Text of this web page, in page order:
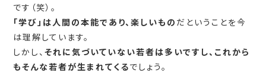
です（笑）。
「学び」は人間の本能であり、楽しいもの だということを今
は理解しています。
しかし、それに気づいていない若者は多いですし、これから
もそんな若者が生まれてくるでしょう。